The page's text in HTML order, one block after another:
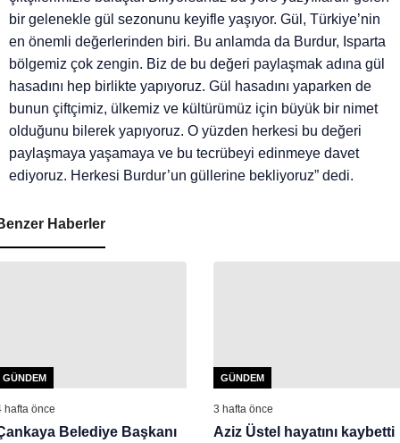
bir gelenekle gül sezonunu keyifle yaşıyor. Gül, Türkiye’nin
en önemli değerlerinden biri. Bu anlamda da Burdur, Isparta
bölgemiz çok zengin. Biz de bu değeri paylaşmak adına gül
hasadını hep birlikte yapıyoruz. Gül hasadını yaparken de
bunun çiftçimiz, ülkemiz ve kültürümüz için büyük bir nimet
olduğunu bilerek yapıyoruz. O yüzden herkesi bu değeri
paylaşmaya yaşamaya ve bu tecrübeyi edinmeye davet
ediyoruz. Herkesi Burdur’un güllerine bekliyoruz” dedi.
Haberler
GÜNDEM
hafta önce
Belediye Başkanı
GÜNDEM
3 hafta önce
Aziz Üstel hayatını kaybetti